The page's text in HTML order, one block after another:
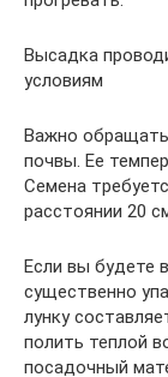
Высадка
условиям
Важно обращать
почвы. Ее
Семена
расстоянии 20
Если вы будете
существенно
лунку
полить теплой
посадочный